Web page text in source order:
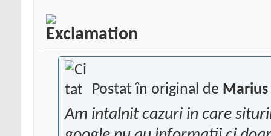
Postat în original de Marius
Am intalnit cazuri in care